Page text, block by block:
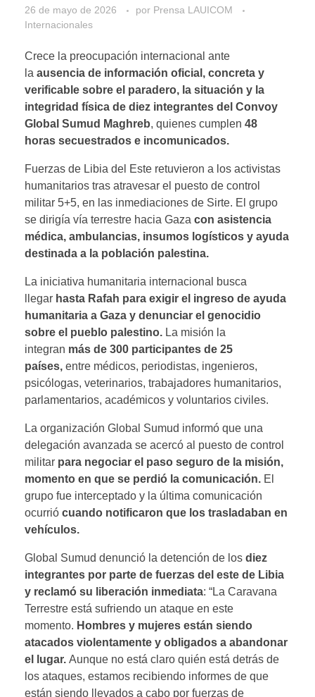
26 de mayo de 2026 por Prensa LAUICOM
Internacionales
Crece la preocupación internacional ante
la ausencia de información oficial, concreta y
verificable sobre el paradero, la situación y la
integridad física de diez integrantes del Convoy
Global Sumud Maghreb, quienes cumplen 48
horas secuestrados e incomunicados.
Fuerzas de Libia del Este retuvieron a los activistas
humanitarios tras atravesar el puesto de control
militar 5+5, en las inmediaciones de Sirte. El grupo
se dirigía vía terrestre hacia Gaza con asistencia
médica, ambulancias, insumos logísticos y ayuda
destinada a la población palestina.
La iniciativa humanitaria internacional busca
llegar hasta Rafah para exigir el ingreso de ayuda
humanitaria a Gaza y denunciar el genocidio
sobre el pueblo palestino. La misión la
integran más de 300 participantes de 25
países, entre médicos, periodistas, ingenieros,
psicólogas, veterinarios, trabajadores humanitarios,
parlamentarios, académicos y voluntarios civiles.
La organización Global Sumud informó que una
delegación avanzada se acercó al puesto de control
militar para negociar el paso seguro de la misión,
momento en que se perdió la comunicación. El
grupo fue interceptado y la última comunicación
ocurrió cuando notificaron que los trasladaban en
vehículos.
Global Sumud denunció la detención de los diez
integrantes por parte de fuerzas del este de Libia
y reclamó su liberación inmediata: “La Caravana
Terrestre está sufriendo un ataque en este
momento. Hombres y mujeres están siendo
atacados violentamente y obligados a abandonar
el lugar. Aunque no está claro quién está detrás de
los ataques, estamos recibiendo informes de que
están siendo llevados a cabo por fuerzas de